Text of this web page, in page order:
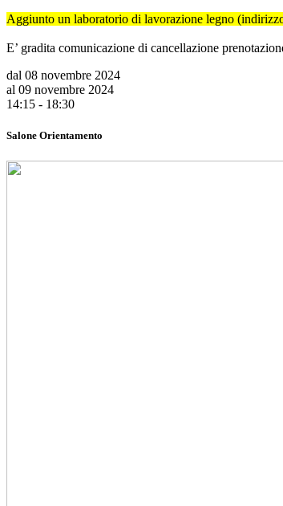
Aggiunto un laboratorio di lavorazione legno
E’ gradita comunicazione di cancellazione
dal 08 novembre 2024
al 09 novembre 2024
14:15 - 18:30
Salone Orientamento